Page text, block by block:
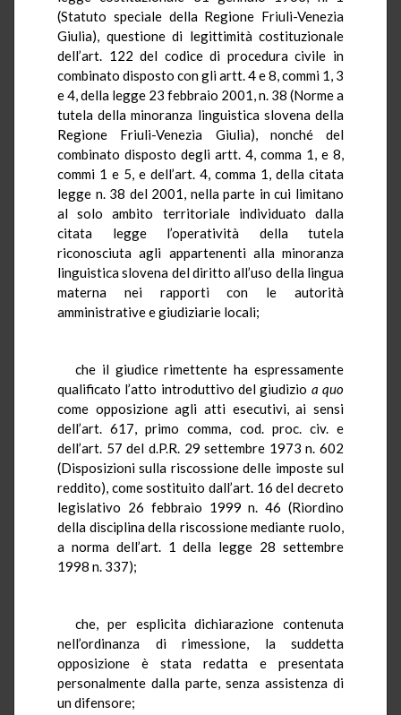
(Statuto speciale della Regione Friuli-Venezia
Giulia), questione di legittimità costituzionale
dell’art. 122 del codice di procedura civile in
combinato disposto con gli artt. 4 e 8, commi 1, 3
e 4, della legge 23 febbraio 2001, n. 38 (Norme a
tutela della minoranza linguistica slovena della
Regione Friuli-Venezia Giulia), nonché del
combinato disposto degli artt. 4, comma 1, e 8,
commi 1 e 5, e dell’art. 4, comma 1, della citata
legge n. 38 del 2001, nella parte in cui limitano
al solo ambito territoriale individuato dalla
citata legge l’operatività della tutela
riconosciuta agli appartenenti alla minoranza
linguistica slovena del diritto all’uso della lingua
materna nei rapporti con le autorità
amministrative e giudiziarie locali;
che il giudice rimettente ha espressamente
qualificato l’atto introduttivo del giudizio a quo
come opposizione agli atti esecutivi, ai sensi
dell’art. 617, primo comma, cod. proc. civ. e
dell’art. 57 del d.P.R. 29 settembre 1973 n. 602
(Disposizioni sulla riscossione delle imposte sul
reddito), come sostituito dall’art. 16 del decreto
legislativo 26 febbraio 1999 n. 46 (Riordino
della disciplina della riscossione mediante ruolo,
a norma dell’art. 1 della legge 28 settembre
1998 n. 337);
che, per esplicita dichiarazione contenuta
nell’ordinanza di rimessione, la suddetta
opposizione è stata redatta e presentata
personalmente dalla parte, senza assistenza di
un difensore;